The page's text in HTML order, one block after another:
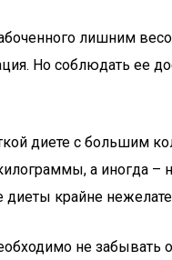
лишним
Но соблюдать ее
диете с большим
а иногда
крайне
не забывать